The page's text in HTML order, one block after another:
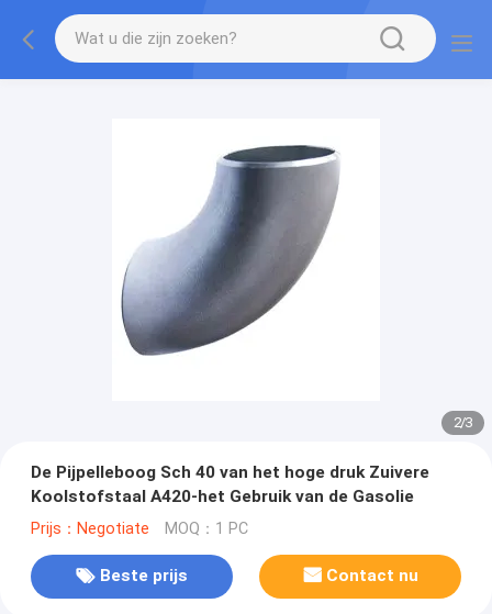
2/3
De Pijpelleboog Sch 40 van het hoge druk Zuivere
Koolstofstaal A420-het Gebruik van de Gasolie
Prijs：Negotiate MOQ：1 PC
Beste prijs Contact nu